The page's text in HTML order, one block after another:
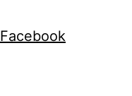
Facebook